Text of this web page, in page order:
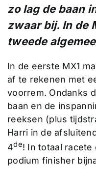
zo lag de baan
zwaar bij. In de
tweede
In de eerste MX1
af te rekenen met
voorrem. Ondanks
baan en de
reeksen (plus
Harri in de
4de! In totaal racete
podium finisher